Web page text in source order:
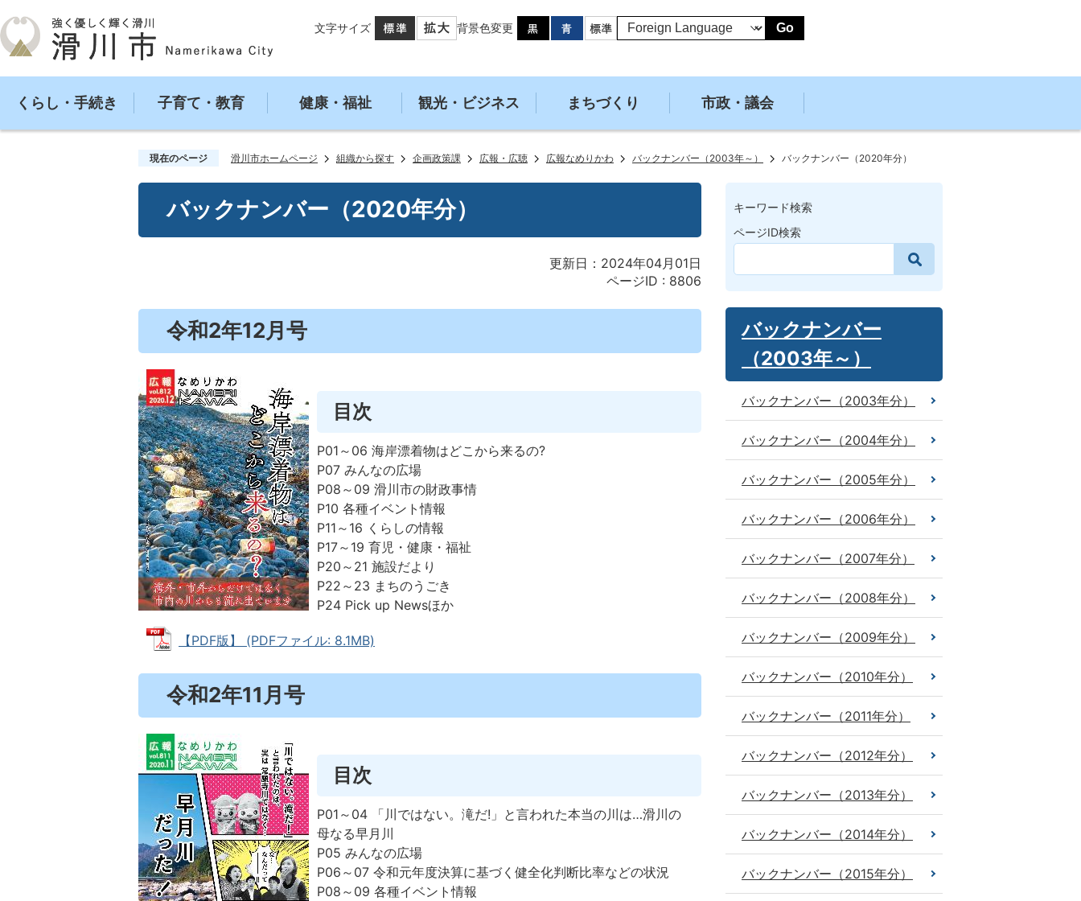
文字サイズ 背景色変更 Go
くらし・手続き 子育て・教育 健康・福祉 観光・ビジネス まちづくり 市政・議会
現在のページ 滑川市ホームページ 組織から探す 企画政策課 広報・広聴 広報なめりかわ バックナンバー（2003年～） バックナンバー（2020年分）
バックナンバー（2020年分）
更新日：2024年04月01日
ページID : 8806
令和2年12月号
目次
P01～06 海岸漂着物はどこから来るの?
P07 みんなの広場
P08～09 滑川市の財政事情
P10 各種イベント情報
P11～16 くらしの情報
P17～19 育児・健康・福祉
P20～21 施設だより
P22～23 まちのうごき
P24 Pick up Newsほか
【PDF版】 (PDFファイル: 8.1MB)
令和2年11月号
目次
P01～04 「川ではない。滝だ!」と言われた本当の川は…滑川の
母なる早月川
P05 みんなの広場
P06～07 令和元年度決算に基づく健全化判断比率などの状況
P08～09 各種イベント情報
キーワード検索
ページID検索
バックナンバー
（2003年～）
バックナンバー（2003年分）
バックナンバー（2004年分）
バックナンバー（2005年分）
バックナンバー（2006年分）
バックナンバー（2007年分）
バックナンバー（2008年分）
バックナンバー（2009年分）
バックナンバー（2010年分）
バックナンバー（2011年分）
バックナンバー（2012年分）
バックナンバー（2013年分）
バックナンバー（2014年分）
バックナンバー（2015年分）